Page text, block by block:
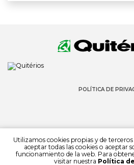
POLÍTICA DE
© 2022
TODOS LOS DERECHOS
Utilizamos cookies propias y de
aceptar todas las cookies o aceptar
funcionamiento de la web. Para
visitar nuestra Política